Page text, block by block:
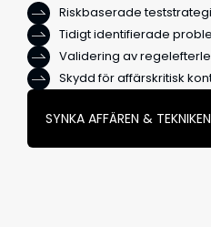
Riskbaserade
Tidigt identifierade
Validering av
Skydd för affärskritisk
SYNKA AFFÄREN & TEKNIKEN